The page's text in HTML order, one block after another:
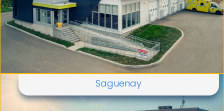
Saguenay